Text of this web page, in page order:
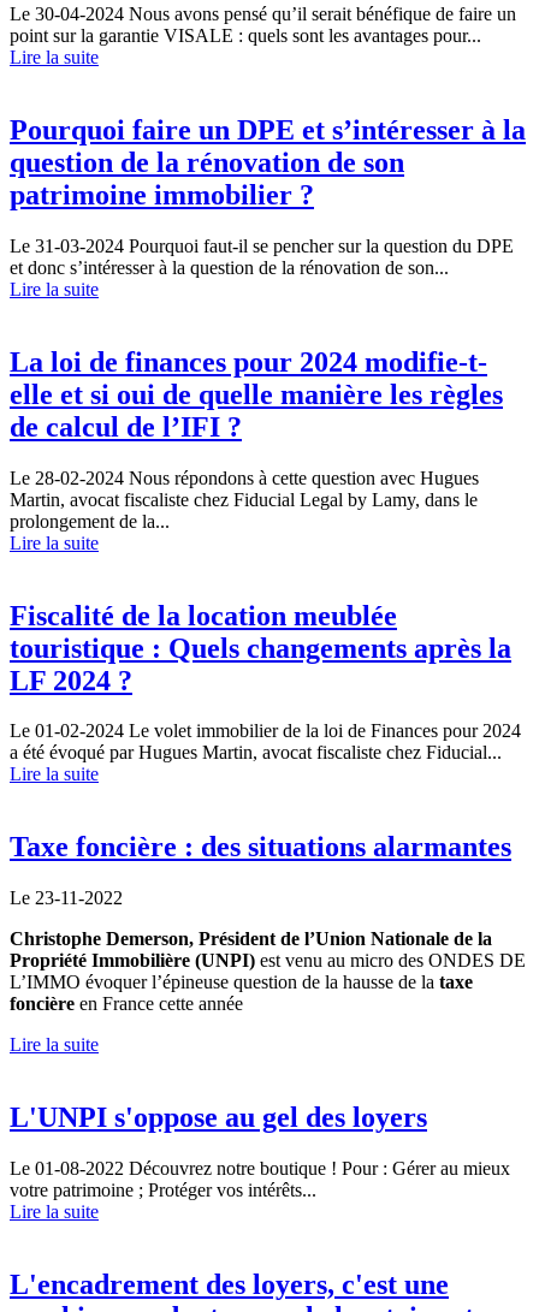
Le 30-04-2024 Nous avons pensé qu’il serait bénéfique de faire un
point sur la garantie VISALE : quels sont les avantages pour...
Lire la suite
Pourquoi faire un DPE et s’intéresser à la
question de la rénovation de son
patrimoine immobilier ?
Le 31-03-2024 Pourquoi faut-il se pencher sur la question du DPE
et donc s’intéresser à la question de la rénovation de son...
Lire la suite
La loi de finances pour 2024 modifie-t-
elle et si oui de quelle manière les règles
de calcul de l’IFI ?
Le 28-02-2024 Nous répondons à cette question avec Hugues
Martin, avocat fiscaliste chez Fiducial Legal by Lamy, dans le
prolongement de la...
Lire la suite
Fiscalité de la location meublée
touristique : Quels changements après la
LF 2024 ?
Le 01-02-2024 Le volet immobilier de la loi de Finances pour 2024
a été évoqué par Hugues Martin, avocat fiscaliste chez Fiducial...
Lire la suite
Taxe foncière : des situations alarmantes
Le 23-11-2022
Christophe Demerson, Président de l’Union Nationale de la
Propriété Immobilière (UNPI) est venu au micro des ONDES DE
L’IMMO évoquer l’épineuse question de la hausse de la taxe
foncière en France cette année
Lire la suite
L'UNPI s'oppose au gel des loyers
Le 01-08-2022 Découvrez notre boutique ! Pour : Gérer au mieux
votre patrimoine ; Protéger vos intérêts...
Lire la suite
L'encadrement des loyers, c'est une